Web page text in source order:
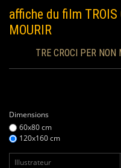
affiche du film TROIS
MOURIR
TRE CROCI PER NON
Dimensions
60x80 cm
120x160 cm
Illustrateur